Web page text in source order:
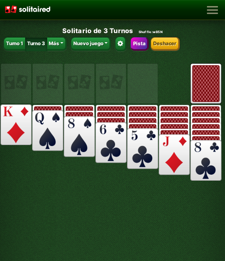
Solitario de 3 Turnos Shuffle:w85N
Turno 1 Turno 3 Más Nuevo juego Pista Deshacer